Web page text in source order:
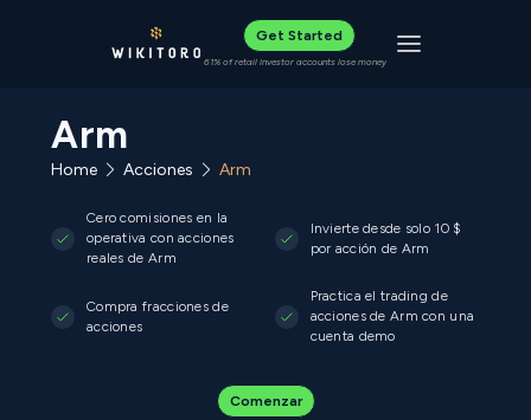
Get Started
61% of retail investor accounts lose money Toggle
Arm
Home Acciones Arm
Cero comisiones en la
operativa con acciones
reales de Arm
Invierte desde solo 10 $
por acción de Arm
Compra fracciones de
acciones
Practica el trading de
acciones de Arm con una
cuenta demo
Comenzar